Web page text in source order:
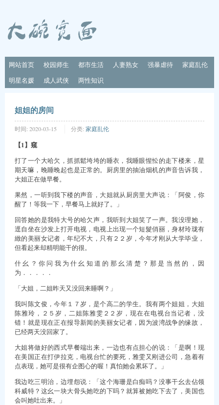
网站首页 校园师生 都市生活 人妻熟女 强暴虐待
家庭乱伦
明星名媛
成人武侠 两性知识
姐姐的房间
时间: 2020-03-15 分类: 家庭乱伦
【1】窥
打了一个大哈欠，抓抓鬆垮垮的睡衣，我睡眼惺忪的走下楼来，星
期天嘛，晚睡晚起也是正常的。厨房里的抽油烟机的声音告诉我，
大姐正在做早餐。
果然，一听到我下楼的声音，大姐就从厨房里大声说：「阿俊，你
醒了！等我一下，早餐马上就好了。」
回答她的是我特大号的哈欠声，我听到大姐笑了一声。我没理她，
逕自坐在沙发上打开电视，电视上出现一个短髮俏丽，身材玲珑有
緻的美丽女记者，年纪不大，只有２２岁，今年才刚从大学毕业，
但看起来却精明能干的很。
什幺？你问我为什幺知道的那幺清楚？那是当然的，因
为．．．．．
「大姐，二姐昨天又没回来睡啊？」
我叫陈文俊，今年１７岁，是个高二的学生。我有两个姐姐，大姐
陈雅玲，２５岁，二姐陈雅雯２２岁，现在在电视台当记者，没
错！就是现在正在报导新闻的美丽女记者，因为波湾战争的缘故，
已经两天没回家了。
大姐将做好的西式早餐端出来，一边也有点担心的说：「是啊！现
在美国正在打伊拉克，电视台忙的要死，雅雯又刚进公司，急着有
点表现，她可是很有企图心的喔！真怕她会累坏了。」
我边吃三明治，边埋怨说：「这个海珊是白痴吗？没事干幺去佔领
科威特？这幺一块大骨头她吃的下吗？就算被她吃下去了，美国也
会叫她吐出来。」